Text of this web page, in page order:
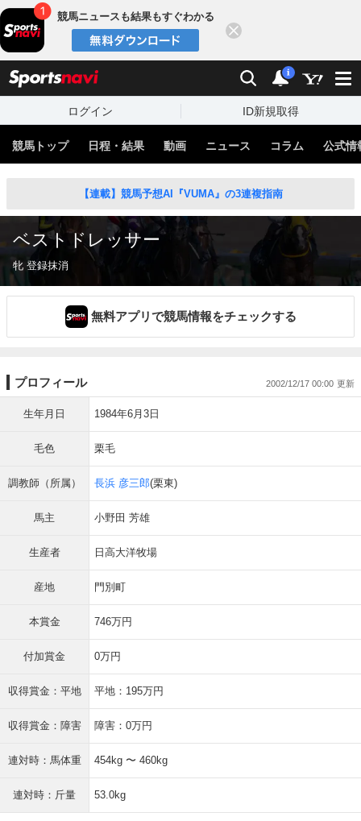
競馬ニュースも結果もすぐわかる
検索 通知
i
ログイン ID新規取得
競馬トップ 日程・結果 動画 ニュース コラム 公式情
【連載】競馬予想AI『VUMA』の3連複指南
ベストドレッサー
牝 登録抹消
無料アプリで競馬情報をチェックする
プロフィール 2002/12/17 00:00
生年月日 1984年6月3日
毛色 栗毛
調教師（所属） 長浜 彦三郎(栗東)
馬主 小野田 芳雄
生産者 日高大洋牧場
産地 門別町
本賞金 746万円
付加賞金 0万円
収得賞金：平地 平地：195万円
収得賞金：障害 障害：0万円
連対時：馬体重 454kg 〜 460kg
連対時：斤量 53.0kg